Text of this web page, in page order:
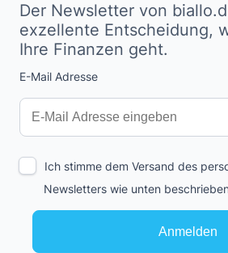
Der Newsletter von
exzellente Entscheidung,
Ihre Finanzen geht.
E-Mail Adresse
Interests
Amount
Anmelden
Ich stimme dem Versand des
Newsletters wie unten